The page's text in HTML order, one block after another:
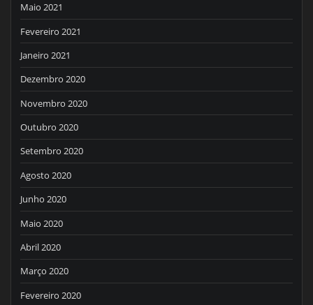
Maio 2021
Fevereiro 2021
Janeiro 2021
Dezembro 2020
Novembro 2020
Outubro 2020
Setembro 2020
Agosto 2020
Junho 2020
Maio 2020
Abril 2020
Março 2020
Fevereiro 2020